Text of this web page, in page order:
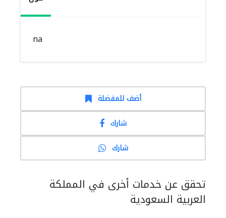
na
أضف للمفضلة
شارك
شارك
تحقق عن خدمات أخرى في المملكة
العربية السعودية